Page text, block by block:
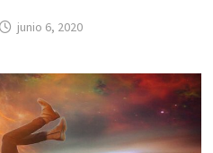
junio 6, 2020